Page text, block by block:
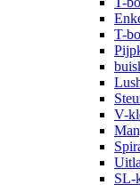
T-
V-
SL-